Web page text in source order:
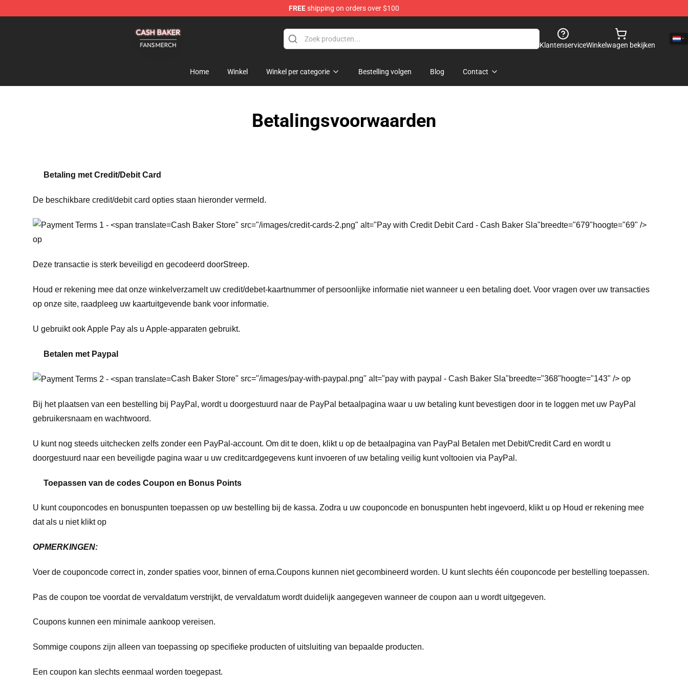
FREEshipping on orders over $100
KlantenserviceWinkelwagen bekijken
Home Winkel Winkel per categorie Bestelling volgen Blog Contact
Betalingsvoorwaarden
Betaling met Credit/Debit Card
De beschikbare credit/debit card opties staan hieronder vermeld.
Cash Baker Store" src="/images/credit-cards-2.png" alt="Pay with Credit Debit Card - Cash Baker Sla"breedte="679"hoogte="69" />
op
Deze transactie is sterk beveiligd en gecodeerd doorStreep.
Houd er rekening mee dat onze winkel verzamelt uw credit/debet-kaartnummer of persoonlijke informatie niet wanneer u een betaling doet. Voor vragen over uw transacties
op onze site, raadpleeg uw kaartuitgevende bank voor informatie.
U gebruikt ook Apple Pay als u Apple-apparaten gebruikt.
Betalen met Paypal
Cash Baker Store" src="/images/pay-with-paypal.png" alt="pay with paypal - Cash Baker Sla"breedte="368"hoogte="143" /> op
Bij het plaatsen van een bestelling bij PayPal, wordt u doorgestuurd naar de PayPal betaalpagina waar u uw betaling kunt bevestigen door in te loggen met uw PayPal
gebruikersnaam en wachtwoord.
U kunt nog steeds uitchecken zelfs zonder een PayPal-account. Om dit te doen, klikt u op de betaalpagina van PayPal Betalen met Debit/Credit Card en wordt u
doorgestuurd naar een beveiligde pagina waar u uw creditcardgegevens kunt invoeren of uw betaling veilig kunt voltooien via PayPal.
Toepassen van de codes Coupon en Bonus Points
U kunt couponcodes en bonuspunten toepassen op uw bestelling bij de kassa. Zodra u uw couponcode en bonuspunten hebt ingevoerd, klikt u op Houd er rekening mee
dat als u niet klikt op
OPMERKINGEN:
Voer de couponcode correct in, zonder spaties voor, binnen of erna.Coupons kunnen niet gecombineerd worden. U kunt slechts één couponcode per bestelling toepassen.
Pas de coupon toe voordat de vervaldatum verstrijkt, de vervaldatum wordt duidelijk aangegeven wanneer de coupon aan u wordt uitgegeven.
Coupons kunnen een minimale aankoop vereisen.
Sommige coupons zijn alleen van toepassing op specifieke producten of uitsluiting van bepaalde producten.
Een coupon kan slechts eenmaal worden toegepast.